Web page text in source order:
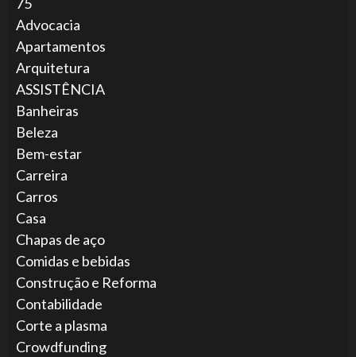
75
Advocacia
Apartamentos
Arquitetura
ASSISTÊNCIA
Banheiras
Beleza
Bem-estar
Carreira
Carros
Casa
Chapas de aço
Comidas e bebidas
Construção e Reforma
Contabilidade
Corte a plasma
Crowdfunding